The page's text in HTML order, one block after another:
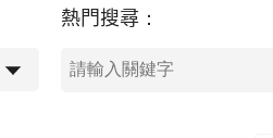
熱門搜尋：